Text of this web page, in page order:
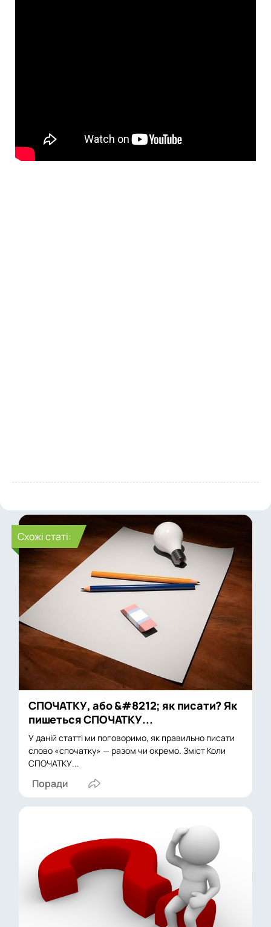
Cхожі статі:
СПОЧАТКУ, або &#8212; як писати? Як
пишеться СПОЧАТКУ...
У даній статті ми поговоримо, як правильно писати
слово «спочатку» — разом чи окремо. Зміст Коли
СПОЧАТКУ...
Поради